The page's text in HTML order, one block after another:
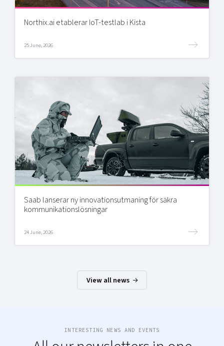
Northix.ai etablerar IoT-testlab i Kista
25 June, 2026
Saab lanserar ny innovationsutmaning för säkra
kommunikationslösningar
24 June, 2026
View all news
INTERESTING NEWS AND EVENTS